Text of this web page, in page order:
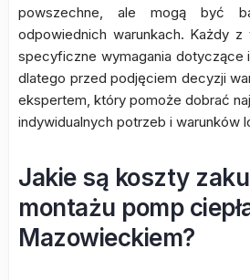
powszechne, ale mogą być
odpowiednich warunkach. Każdy
specyficzne wymagania dotyczące
dlatego przed podjęciem decyzji
ekspertem, który pomoże dobrać
indywidualnych potrzeb i warunków
Jakie są koszty
montażu pomp
Mazowieckiem?